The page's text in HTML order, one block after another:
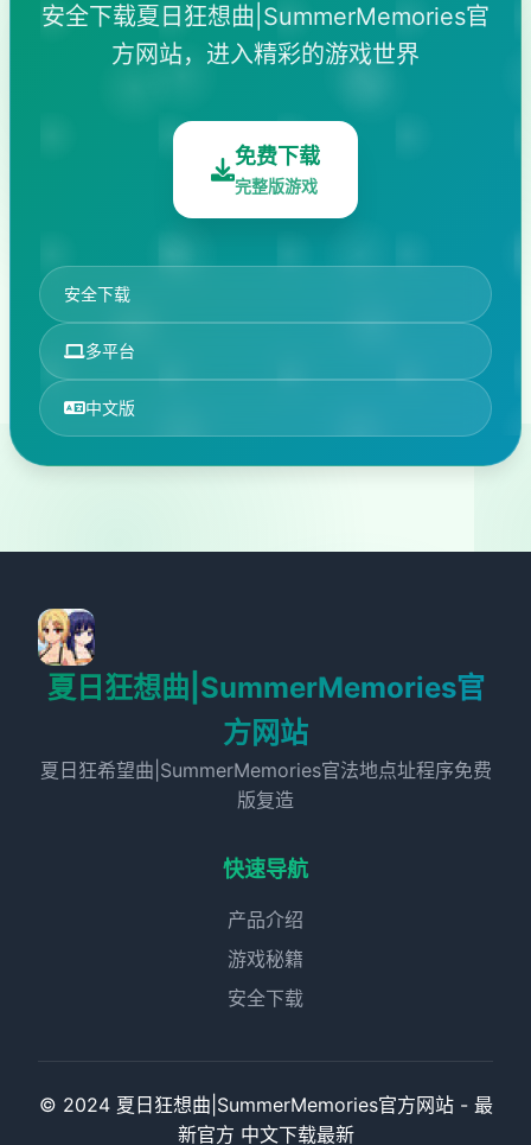
安全下载夏日狂想曲|SummerMemories官
方网站，进入精彩的游戏世界
免费下载
完整版游戏
安全下载
多平台
中文版
夏日狂想曲|SummerMemories官
方网站
夏日狂希望曲|SummerMemories官法地点址程序免费
版复造
快速导航
产品介绍
游戏秘籍
安全下载
© 2024 夏日狂想曲|SummerMemories官方网站 - 最
新官方 中文下载最新